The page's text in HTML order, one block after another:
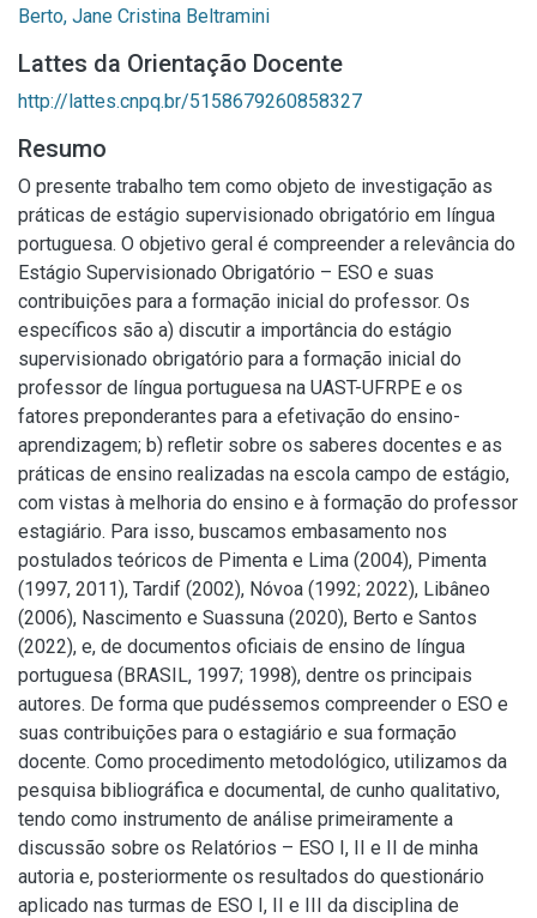
Berto, Jane Cristina Beltramini
Lattes da Orientação Docente
http://lattes.cnpq.br/5158679260858327
Resumo
O presente trabalho tem como objeto de investigação as
práticas de estágio supervisionado obrigatório em língua
portuguesa. O objetivo geral é compreender a relevância do
Estágio Supervisionado Obrigatório – ESO e suas
contribuições para a formação inicial do professor. Os
específicos são a) discutir a importância do estágio
supervisionado obrigatório para a formação inicial do
professor de língua portuguesa na UAST-UFRPE e os
fatores preponderantes para a efetivação do ensino-
aprendizagem; b) refletir sobre os saberes docentes e as
práticas de ensino realizadas na escola campo de estágio,
com vistas à melhoria do ensino e à formação do professor
estagiário. Para isso, buscamos embasamento nos
postulados teóricos de Pimenta e Lima (2004), Pimenta
(1997, 2011), Tardif (2002), Nóvoa (1992; 2022), Libâneo
(2006), Nascimento e Suassuna (2020), Berto e Santos
(2022), e, de documentos oficiais de ensino de língua
portuguesa (BRASIL, 1997; 1998), dentre os principais
autores. De forma que pudéssemos compreender o ESO e
suas contribuições para o estagiário e sua formação
docente. Como procedimento metodológico, utilizamos da
pesquisa bibliográfica e documental, de cunho qualitativo,
tendo como instrumento de análise primeiramente a
discussão sobre os Relatórios – ESO I, II e II de minha
autoria e, posteriormente os resultados do questionário
aplicado nas turmas de ESO I, II e III da disciplina de